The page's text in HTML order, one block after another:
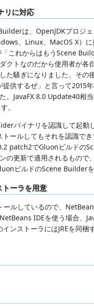
リに対応
は、OpenJDKプロジェ
、Linux、MacOS X）
これからはもうScene
クトなのだから使用者が各
騒ぎになりました。その後
供するぜ」と言って2015
。JavaFX 8.0 Update40相
。
バイナリを認識して起動
ールしてもそれを認識でき
patch2でGluonビルドの
の更新で適用されるもので
ビルドのScene Builder
トーラを用意
ルしているので、
IDEを使う場合、
ンストーラにはJREを同